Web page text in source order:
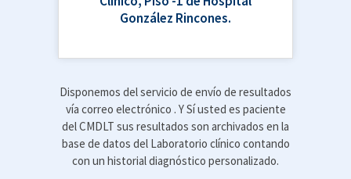
González Rincones.
Disponemos del servicio de envío de resultados
vía correo electrónico . Y Sí usted es paciente
del CMDLT sus resultados son archivados en la
base de datos del Laboratorio clínico contando
con un historial diagnóstico personalizado.